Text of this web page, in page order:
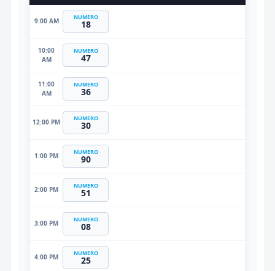
9:00 AM NUMERO
18
10:00
AM
NUMERO
47
11:00
AM
NUMERO
36
12:00 PM NUMERO
30
1:00 PM NUMERO
90
2:00 PM NUMERO
51
3:00 PM NUMERO
08
4:00 PM NUMERO
25